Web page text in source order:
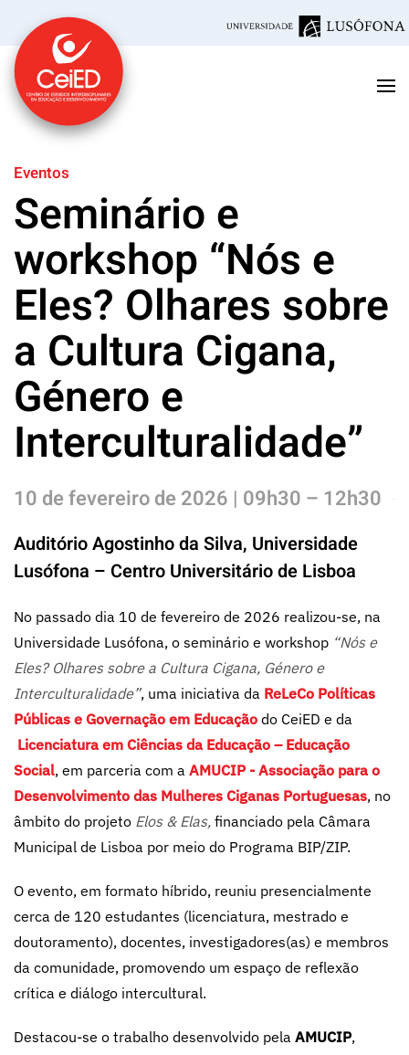
Saltar para o conteúdo principal
Eventos
Seminário e
workshop “Nós e
Eles? Olhares sobre
a Cultura Cigana,
Género e
Interculturalidade”
10 de fevereiro de 2026 | 09h30 – 12h30
Auditório Agostinho da Silva, Universidade
Lusófona – Centro Universitário de Lisboa
No passado dia 10 de fevereiro de 2026 realizou-se, na
Universidade Lusófona, o seminário e workshop “Nós e
Eles? Olhares sobre a Cultura Cigana, Género e
Interculturalidade”, uma iniciativa da ReLeCo Políticas
Públicas e Governação em Educação do CeiED e da
Licenciatura em Ciências da Educação – Educação
Social, em parceria com a AMUCIP - Associação para o
Desenvolvimento das Mulheres Ciganas Portuguesas, no
âmbito do projeto Elos & Elas, financiado pela Câmara
Municipal de Lisboa por meio do Programa BIP/ZIP.
O evento, em formato híbrido, reuniu presencialmente
cerca de 120 estudantes (licenciatura, mestrado e
doutoramento), docentes, investigadores(as) e membros
da comunidade, promovendo um espaço de reflexão
crítica e diálogo intercultural.
Destacou-se o trabalho desenvolvido pela AMUCIP,